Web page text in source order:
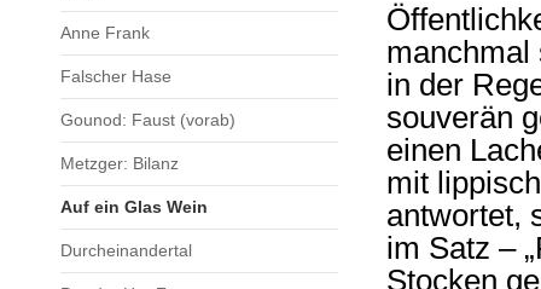
Anne Frank
Falscher Hase
Gounod: Faust (vorab)
Metzger: Bilanz
Auf ein Glas Wein
Durcheinandertal
manchmal
in der
souverän
einen
mit
antwortet,
im Satz –
Stocken